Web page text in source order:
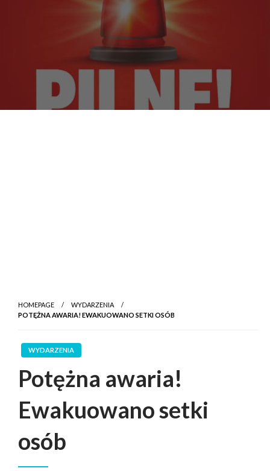
HOMEPAGE
WYDARZENIA
POTĘŻNA AWARIA! EWAKUOWANO SETKI OSÓB
WYDARZENIA
Potężna awaria!
Ewakuowano setki
osób